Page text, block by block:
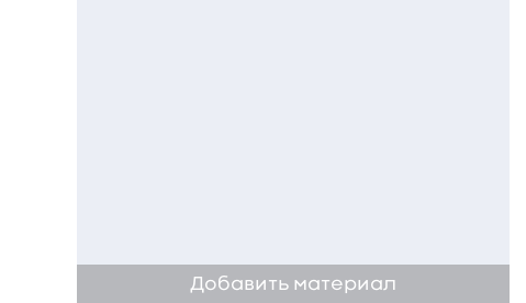
Добавить материал